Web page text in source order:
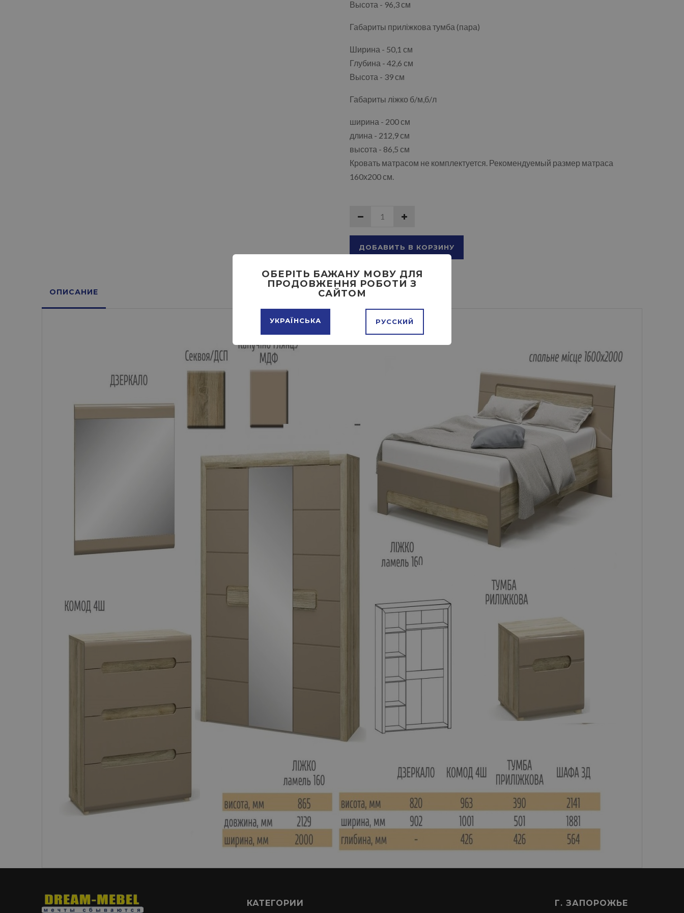
Высота - 96,3 см
Габариты приліжкова тумба (пара)
Ширина - 50,1 см
Глубина - 42,6 см
Высота - 39 см
Габариты ліжко б/м,б/л
ширина - 200 см
длина - 212,9 см
высота - 86,5 см
Кровать матрасом не комплектуется. Рекомендуемый размер матраса
160х200 см.
ДОБАВИТЬ В КОРЗИНУ
ОПИСАНИЕ
КАТЕГОРИИ Г. ЗАПОРОЖЬЕ
ОБЕРІТЬ БАЖАНУ МОВУ ДЛЯ
ПРОДОВЖЕННЯ РОБОТИ З
САЙТОМ
УКРАЇНСЬКА РУССКИЙ